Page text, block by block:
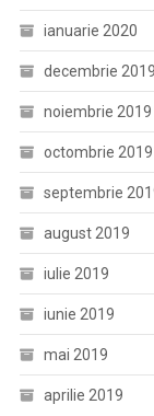
ianuarie 2020
decembrie 2019
noiembrie 2019
octombrie 2019
septembrie
august 2019
iulie 2019
iunie 2019
mai 2019
aprilie 2019